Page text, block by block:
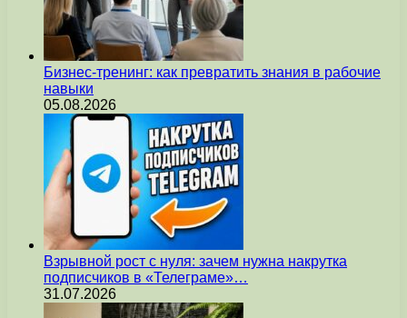
Бизнес-тренинг: как превратить знания в рабочие
навыки
05.08.2026
Взрывной рост с нуля: зачем нужна накрутка
подписчиков в «Телеграме»…
31.07.2026